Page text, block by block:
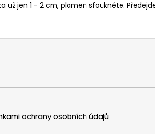
už jen 1 – 2 cm, plamen sfoukněte.
ochrany osobních údajů